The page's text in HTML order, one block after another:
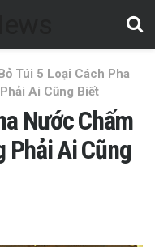
Túi 5 Loại Cách Pha
Ai Cũng Biết
Nước Chấm
Phải Ai Cũng